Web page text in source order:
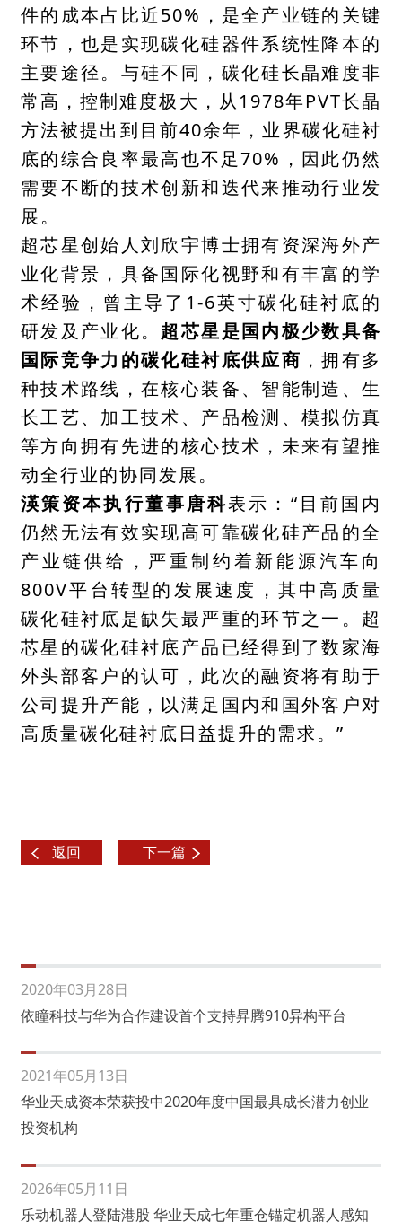
件的成本占比近50%，是全产业链的关键
环节，也是实现碳化硅器件系统性降本的
主要途径。与硅不同，碳化硅长晶难度非
常高，控制难度极大，从1978年PVT长晶
方法被提出到目前40余年，业界碳化硅衬
底的综合良率最高也不足70%，因此仍然
需要不断的技术创新和迭代来推动行业发
展。
超芯星创始人刘欣宇博士拥有资深海外产
业化背景，具备国际化视野和有丰富的学
术经验，曾主导了1-6英寸碳化硅衬底的
研发及产业化。 超芯星是国内极少数具备
国际竞争力的碳化硅衬底供应商 ，拥有多
种技术路线，在核心装备、智能制造、生
长工艺、加工技术、产品检测、模拟仿真
等方向拥有先进的核心技术，未来有望推
动全行业的协同发展。
渶策资本执行董事唐科表示：“目前国内
仍然无法有效实现高可靠碳化硅产品的全
产业链供给，严重制约着新能源汽车向
800V平台转型的发展速度，其中高质量
碳化硅衬底是缺失最严重的环节之一。超
芯星的碳化硅衬底产品已经得到了数家海
外头部客户的认可，此次的融资将有助于
公司提升产能，以满足国内和国外客户对
高质量碳化硅衬底日益提升的需求。”
返回 下一篇
2020年03月28日
依瞳科技与华为合作建设首个支持昇腾910异构平台
2021年05月13日
华业天成资本荣获投中2020年度中国最具成长潜力创业
投资机构
2026年05月11日
乐动机器人登陆港股 华业天成七年重仓锚定机器人感知